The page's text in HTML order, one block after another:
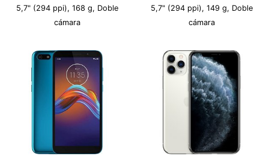
5,7" (294 ppi), 168 g, Doble
cámara
5,7" (294 ppi), 149 g, Doble
cámara